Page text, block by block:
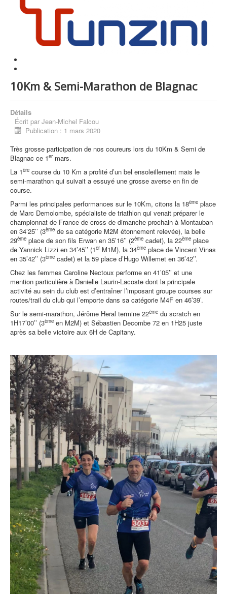
10Km & Semi-Marathon de Blagnac
Détails
Écrit par Jean-Michel Falcou
Publication : 1 mars 2020
Très grosse participation de nos coureurs lors du 10Km & Semi de
Blagnac ce 1er mars.
La 1ère course du 10 Km a profité d’un bel ensoleillement mais le
semi-marathon qui suivait a essuyé une grosse averse en fin de
course.
Parmi les principales performances sur le 10Km, citons la 18ème place
de Marc Demolombe, spécialiste de triathlon qui venait préparer le
championnat de France de cross de dimanche prochain à Montauban
en 34’25’’ (3ème de sa catégorie M2M étonnement relevée), la belle
29ème place de son fils Erwan en 35’16’’ (2ème cadet), la 22ème place
de Yannick Lizzi en 34’45’’ (1er M1M), la 34ème place de Vincent Vinas
en 35’42’’ (3ème cadet) et la 59 place d’Hugo Willemet en 36’42’’.
Chez les femmes Caroline Nectoux performe en 41’05’’ et une
mention particulière à Danielle Laurin-Lacoste dont la principale
activité au sein du club est d’entraîner l’imposant groupe courses sur
routes/trail du club qui l’emporte dans sa catégorie M4F en 46’39’.
Sur le semi-marathon, Jérôme Heral termine 22ème du scratch en
1H17’00’’ (3ème en M2M) et Sébastien Decombe 72 en 1H25 juste
après sa belle victoire aux 6H de Capitany.